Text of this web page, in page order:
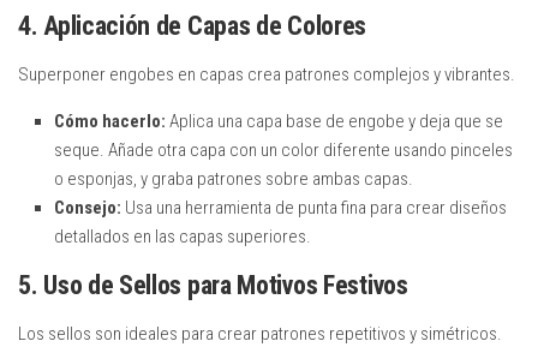
4. Aplicación de Capas de Colores
Superponer engobes en capas crea patrones complejos y vibrantes.
Cómo hacerlo: Aplica una capa base de engobe y deja que se
seque. Añade otra capa con un color diferente usando pinceles
o esponjas, y graba patrones sobre ambas capas.
Consejo: Usa una herramienta de punta fina para crear diseños
detallados en las capas superiores.
5. Uso de Sellos para Motivos Festivos
Los sellos son ideales para crear patrones repetitivos y simétricos.